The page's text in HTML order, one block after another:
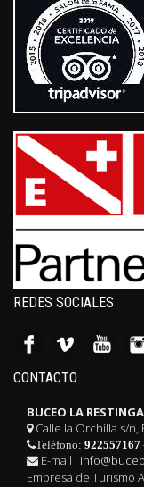
REDES SOCIALES
CONTACTO
BUCEO LA RESTINGA
Calle la Orchilla s/n,
Teléfono: 922557167
E-mail :
Empresa de Turismo